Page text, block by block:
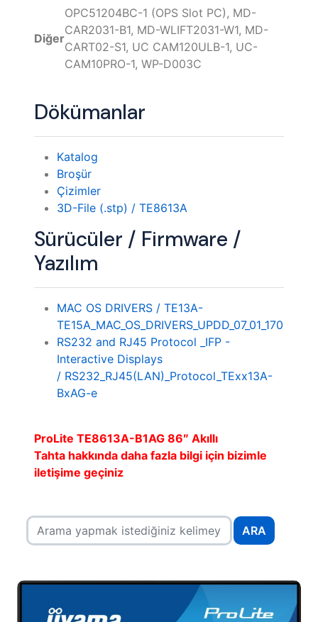
Diğer
OPC51204BC-1 (OPS Slot PC), MD-
CAR2031-B1, MD-WLIFT2031-W1, MD-
CART02-S1, UC CAM120ULB-1, UC-
CAM10PRO-1, WP-D003C
Dökümanlar
Katalog
Broşür
Çizimler
3D-File (.stp) / TE8613A
Sürücüler / Firmware /
Yazılım
MAC OS DRIVERS / TE13A-
TE15A_MAC_OS_DRIVERS_UPDD_07_01_170
RS232 and RJ45 Protocol _IFP -
Interactive Displays
/ RS232_RJ45(LAN)_Protocol_TExx13A-
BxAG-e
ProLite TE8613A-B1AG 86″ Akıllı
Tahta hakkında daha fazla bilgi için bizimle
iletişime geçiniz
ARA